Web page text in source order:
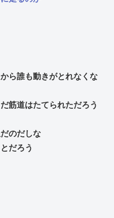
ら誰も動きがとれなくな
筋道はたてられただろう
のだしな
だろう